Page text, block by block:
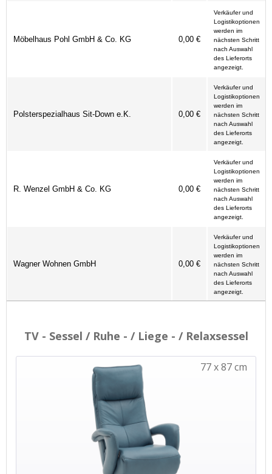
Möbelhaus Pohl GmbH & Co. KG 0,00 €
Verkäufer und
Logistikoptionen
werden im
nächsten Schritt
nach Auswahl
des Lieferorts
angezeigt.
Polsterspezialhaus Sit-Down e.K. 0,00 €
Verkäufer und
Logistikoptionen
werden im
nächsten Schritt
nach Auswahl
des Lieferorts
angezeigt.
R. Wenzel GmbH & Co. KG 0,00 €
Verkäufer und
Logistikoptionen
werden im
nächsten Schritt
nach Auswahl
des Lieferorts
angezeigt.
Wagner Wohnen GmbH 0,00 €
Verkäufer und
Logistikoptionen
werden im
nächsten Schritt
nach Auswahl
des Lieferorts
angezeigt.